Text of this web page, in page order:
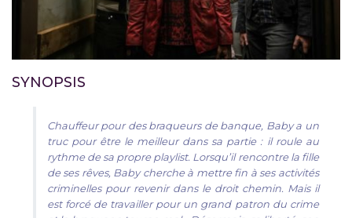
SYNOPSIS
Chauffeur pour des braqueurs de banque, Baby a un
truc pour être le meilleur dans sa partie : il roule au
rythme de sa propre playlist. Lorsqu’il rencontre la fille
de ses rêves, Baby cherche à mettre fin à ses activités
criminelles pour revenir dans le droit chemin. Mais il
est forcé de travailler pour un grand patron du crime